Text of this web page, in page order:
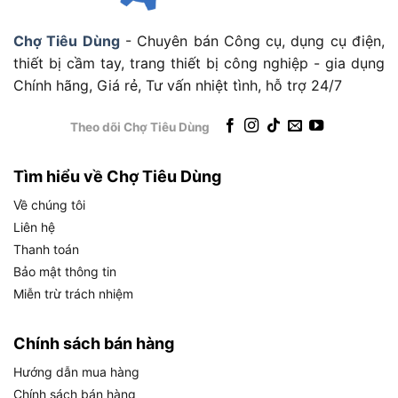
nhu cầu sinh hoạt, thể hiện hiệu suất rất tốt cho
Vềcột áp 8 mét: Đây là chiều cao tối đa mà máy
có thể đẩy nước lên theo chiều thẳng đứng. Trong
chiều cao, do đó lưu lượng thực tế ở độ cao 5 đến
nhất cho nhà 1 đến 2 tầng.
Vềcông suất 400W
ngày, chi phí điện tương đương khoảng 0.8 kWh,
tức chỉ khoảng 1.400 đến 1.700 đồng mỗi ngày
theo đơn giá điện sinh hoạt hiện hành, rất tiết
Máy Bơm Total TWP64006 Có Những
Tính Năng Nổi Bật Nào?
Chợ Tiêu Dùng- Chuyên bán Công cụ, dụng cụ điện,
thiết bị cầm tay, trang thiết bị công nghiệp - gia dụng
Chính hãng, Giá rẻ, Tư vấn nhiệt tình, hỗ trợ 24/7
Theo dõi Chợ Tiêu Dùng
Tìm hiểu về Chợ Tiêu Dùng
Về chúng tôi
Liên hệ
Thanh toán
Bảo mật thông tin
Miễn trừ trách nhiệm
Chính sách bán hàng
Hướng dẫn mua hàng
Chính sách bán hàng